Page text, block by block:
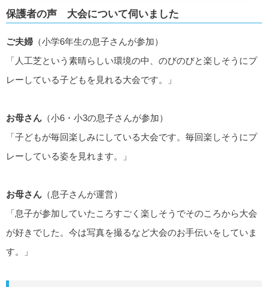
保護者の声 大会について伺いました
ご夫婦 （小学6年生の息子さんが参加）
「人工芝という素晴らしい環境の中、のびのびと楽しそうにプ
レーしている子どもを見れる大会です。」
お母さん （小6・小3の息子さんが参加）
「子どもが毎回楽しみにしている大会です。毎回楽しそうにプ
レーしている姿を見れます。」
お母さん （息子さんが運営）
「息子が参加していたころすごく楽しそうでそのころから大会
が好きでした。今は写真を撮るなど大会のお手伝いをしていま
す。」